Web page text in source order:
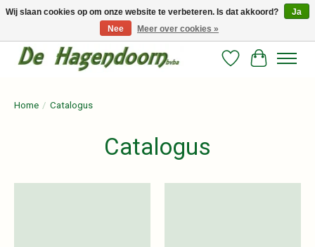
Persoonlijk advies en betrouwbare voeding voor jouw paard!
Verlanglijst
Home / Catalogus
Catalogus
Wij slaan cookies op om onze website te verbeteren. Is dat akkoord?
Ja
Nee
Meer over cookies »